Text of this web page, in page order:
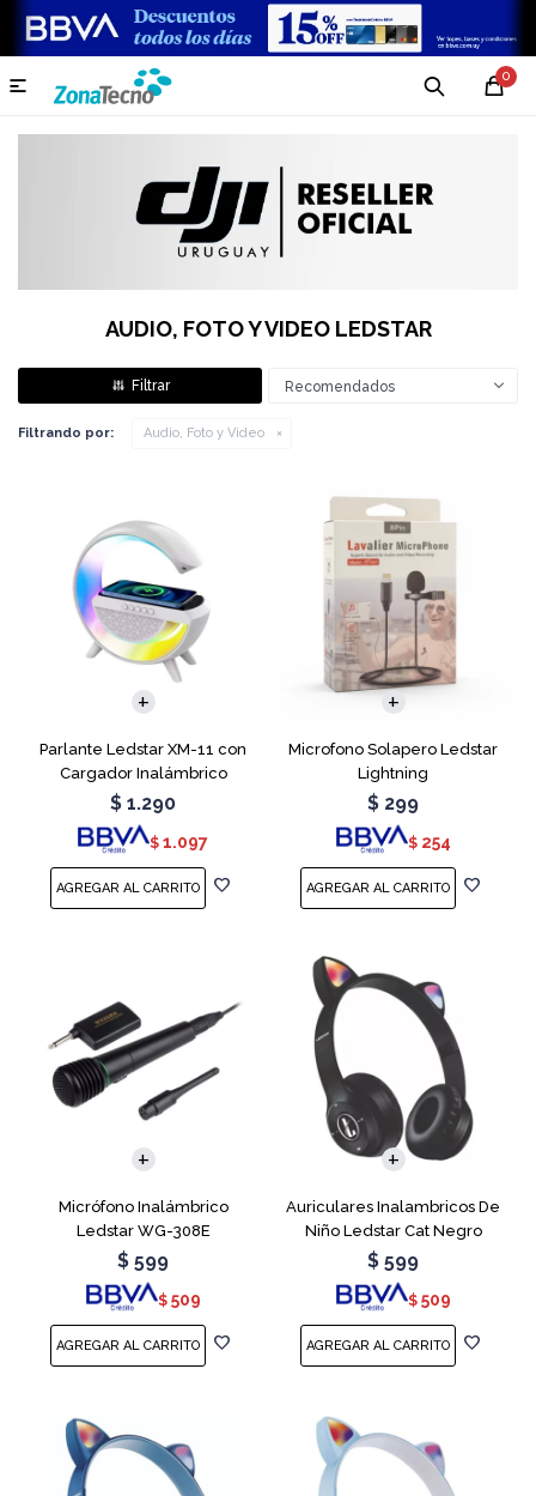
0

AUDIO, FOTO Y VIDEO LEDSTAR
Recomendados
Filtrando por: Audio, Foto y Video
Parlante Ledstar XM-11 con
Cargador Inalámbrico
$ 1.290
$ 1.097
Microfono Solapero Ledstar
Lightning
$ 299
$ 254
Micrófono Inalámbrico
Ledstar WG-308E
$ 599
$ 509
Auriculares Inalambricos De
Niño Ledstar Cat Negro
$ 599
$ 509